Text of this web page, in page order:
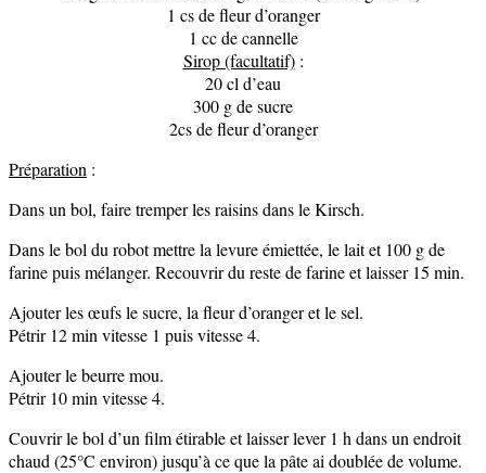
1 cs de fleur d’oranger
1 cc de cannelle
Sirop (facultatif):
20 cl d’eau
300 g de sucre
2cs de fleur d’oranger
Préparation :
Dans un bol, faire tremper les raisins dans le Kirsch.
Dans le bol du robot mettre la levure émiettée, le lait et 100 g de
farine puis mélanger. Recouvrir du reste de farine et laisser 15 min.
Ajouter les œufs le sucre, la fleur d’oranger et le sel.
Pétrir 12 min vitesse 1 puis vitesse 4.
Ajouter le beurre mou.
Pétrir 10 min vitesse 4.
Couvrir le bol d’un film étirable et laisser lever 1 h dans un endroit
chaud (25°C environ) jusqu’à ce que la pâte ai doublée de volume.